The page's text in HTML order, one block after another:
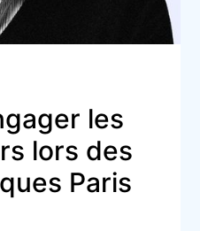
les
lors des
Paris